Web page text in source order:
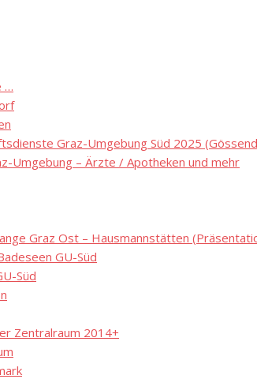
…
Graz-Umgebung Süd 2025
Umgebung – Ärzte / Apotheken und mehr
Graz Ost – Hausmannstätten
GU-Süd
Süd
Zentralraum 2014+